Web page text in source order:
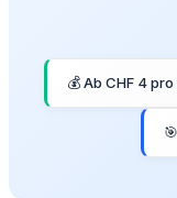
💰 Ab CHF 4